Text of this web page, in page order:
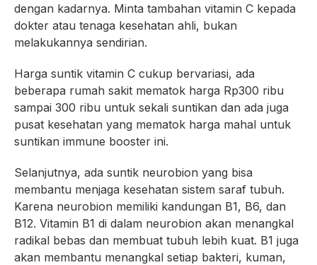
dengan kadarnya. Minta tambahan vitamin C kepada
dokter atau tenaga kesehatan ahli, bukan
melakukannya sendirian.
Harga suntik vitamin C cukup bervariasi, ada
beberapa rumah sakit mematok harga Rp300 ribu
sampai 300 ribu untuk sekali suntikan dan ada juga
pusat kesehatan yang mematok harga mahal untuk
suntikan immune booster ini.
Selanjutnya, ada suntik neurobion yang bisa
membantu menjaga kesehatan sistem saraf tubuh.
Karena neurobion memiliki kandungan B1, B6, dan
B12. Vitamin B1 di dalam neurobion akan menangkal
radikal bebas dan membuat tubuh lebih kuat. B1 juga
akan membantu menangkal setiap bakteri, kuman,